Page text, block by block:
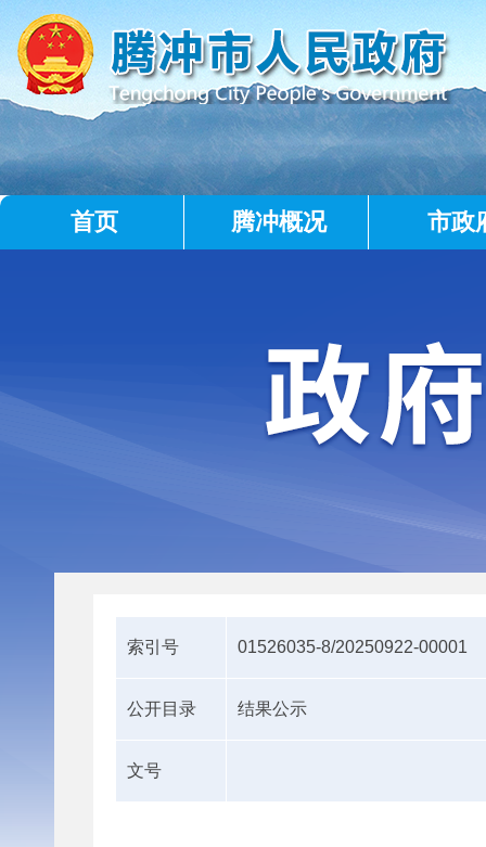
首页 腾冲概况 市政
索引号 01526035-8/20250922-00001
公开目录 结果公示
文号